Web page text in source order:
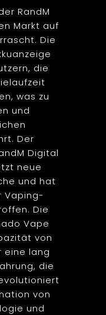
RandM
Markt auf
Die
die
was zu
und
Der
Digital
neue
und hat
Vaping-
Die
Vape
von
eine lang
die
von
und